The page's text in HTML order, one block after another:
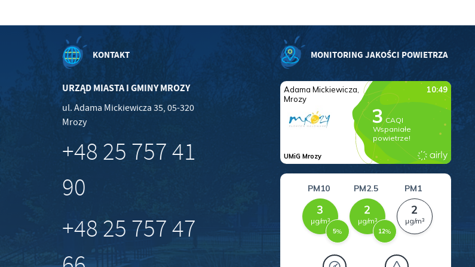
KONTAKT
URZĄD MIASTA I GMINY MROZY
ul. Adama Mickiewicza 35, 05-320
Mrozy
+48 25 757 41
90
+48 25 757 47
MONITORING JAKOŚCI POWIETRZA